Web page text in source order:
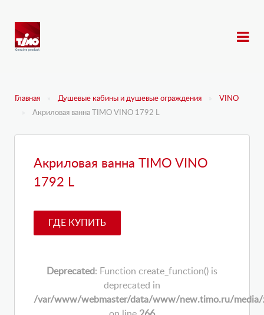
Главная Душевые кабины и душевые ограждения
VINO
Акриловая ванна TIMO VINO 1792 L
Акриловая ванна TIMO VINO
1792 L
ГДЕ КУПИТЬ
Deprecated: Function create_function() is
deprecated in
/var/www/webmaster/data/www/new.timo.ru/media/